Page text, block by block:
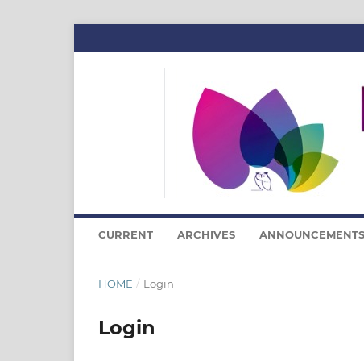
CURRENT ARCHIVES ANNOUNCEMENTS
HOME / Login
Login